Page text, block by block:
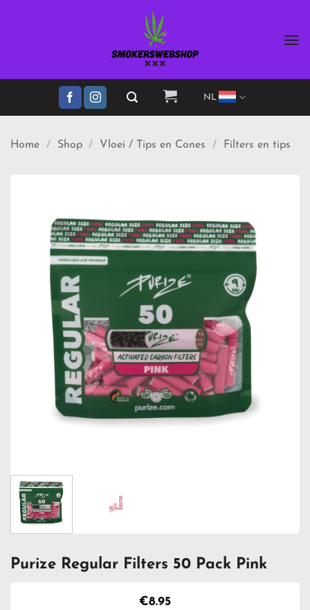
NL
Home / Shop / Vloei / Tips en Cones / Filters en tips
Purize Regular Filters 50 Pack Pink
€8.95